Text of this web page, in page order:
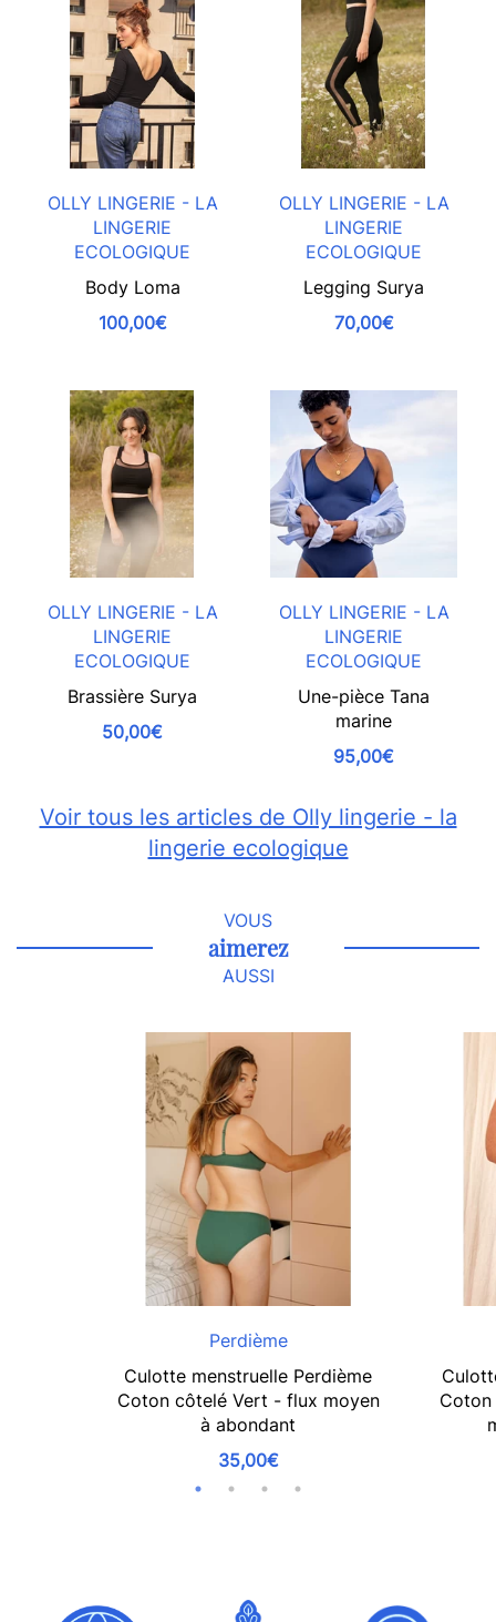
OLLY LINGERIE - LA
LINGERIE
ECOLOGIQUE
Body Loma
100,00€
OLLY LINGERIE - LA
LINGERIE
ECOLOGIQUE
Legging Surya
70,00€
OLLY LINGERIE - LA
LINGERIE
ECOLOGIQUE
Brassière Surya
50,00€
OLLY LINGERIE - LA
LINGERIE
ECOLOGIQUE
Une-pièce Tana
marine
95,00€
Voir tous les articles de Olly lingerie - la
lingerie ecologique
VOUS
aimerez
AUSSI
Perdième
Culotte menstruelle Perdième
Coton côtelé Vert - flux moyen
à abondant
35,00€